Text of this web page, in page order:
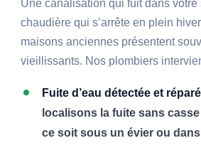
Une canalisation qui fuit dans votre
chaudière qui s’arrête en plein
maisons anciennes présentent
vieillissants. Nos plombiers
Fuite d’eau détectée et
localisons la fuite sans
ce soit sous un évier ou